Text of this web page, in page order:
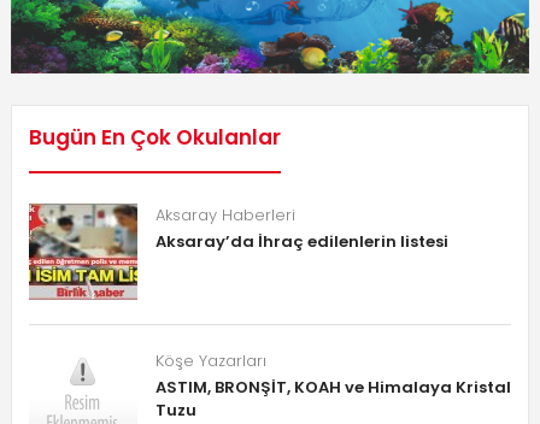
Bugün En Çok Okulanlar
Aksaray Haberleri
Aksaray’da İhraç edilenlerin listesi
Köşe Yazarları
ASTIM, BRONŞİT, KOAH ve Himalaya Kristal
Tuzu